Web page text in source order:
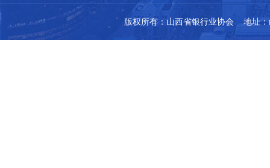
版权所有：山西省银行业协会 地址